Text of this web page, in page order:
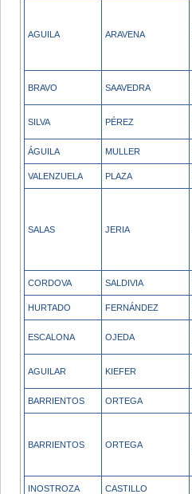
AGUILA ARAVENA
BRAVO SAAVEDRA
SILVA PÉREZ
ÁGUILA MULLER
VALENZUELA PLAZA
SALAS JERIA
CORDOVA SALDIVIA
HURTADO FERNÁNDEZ
ESCALONA OJEDA
AGUILAR KIEFER
BARRIENTOS ORTEGA
BARRIENTOS ORTEGA
INOSTROZA CASTILLO